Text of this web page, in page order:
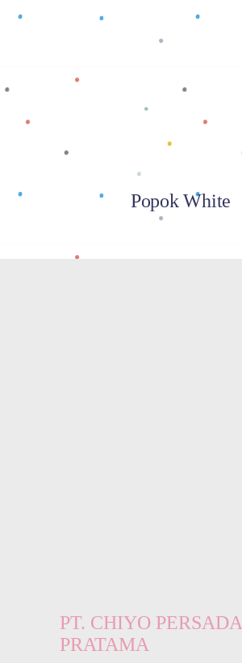
Popok White
PT. CHIYO PERSADA
PRATAMA